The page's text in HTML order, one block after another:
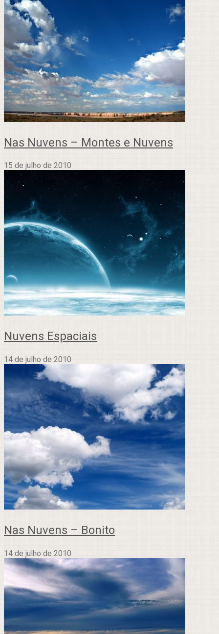
Nas Nuvens – Montes e Nuvens
15 de julho de 2010
Nuvens Espaciais
14 de julho de 2010
Nas Nuvens – Bonito
14 de julho de 2010